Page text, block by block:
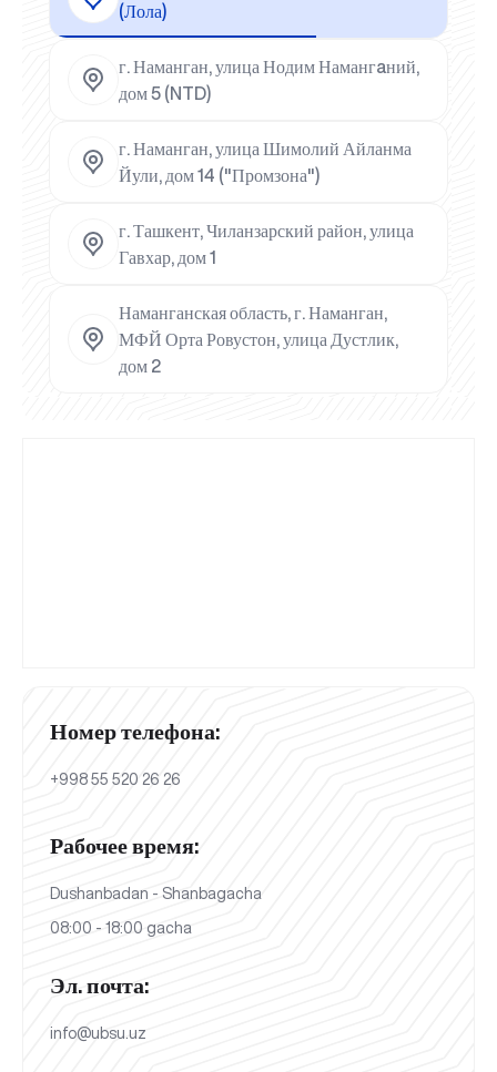
(Лола)
г. Наманган, улица Нодим Намангaний,
дом 5 (NTD)
г. Наманган, улица Шимолий Айланма
Йули, дом 14 ("Промзона")
г. Ташкент, Чиланзарский район, улица
Гавхар, дом 1
Наманганская область, г. Наманган,
МФЙ Орта Ровустон, улица Дустлик,
дом 2
Номер телефона:
+998 55 520 26 26
Рабочее время:
Dushanbadan - Shanbagacha
08:00 - 18:00 gacha
Эл. почта:
info@ubsu.uz